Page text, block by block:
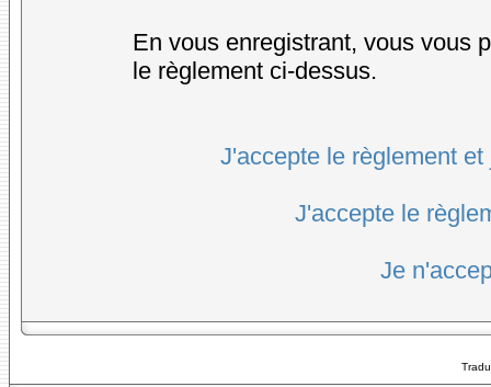
En vous enregistrant, vous vous
le règlement ci-dessus.
J'accepte le règlement
J'accepte le
Je